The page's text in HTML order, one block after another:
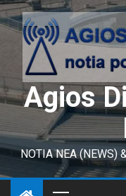
Agios
ΝΟΤΙΑ ΝΕΑ